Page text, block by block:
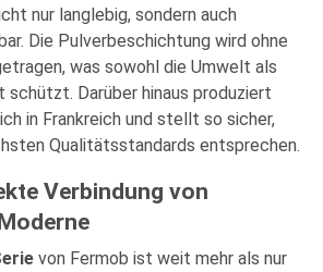
nur langlebig, sondern auch
Die Pulverbeschichtung wird ohne
was sowohl die Umwelt als
schützt. Darüber hinaus produziert
in Frankreich und stellt so sicher,
Qualitätsstandards entsprechen.
Verbindung von
von Fermob ist weit mehr als nur